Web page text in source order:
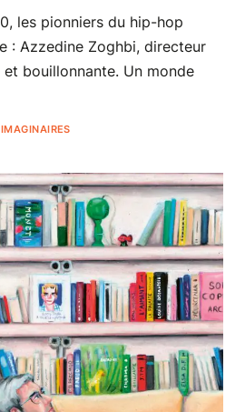
les pionniers du hip-hop
: Azzedine Zoghbi, directeur
et bouillonnante. Un monde
IMAGINAIRES